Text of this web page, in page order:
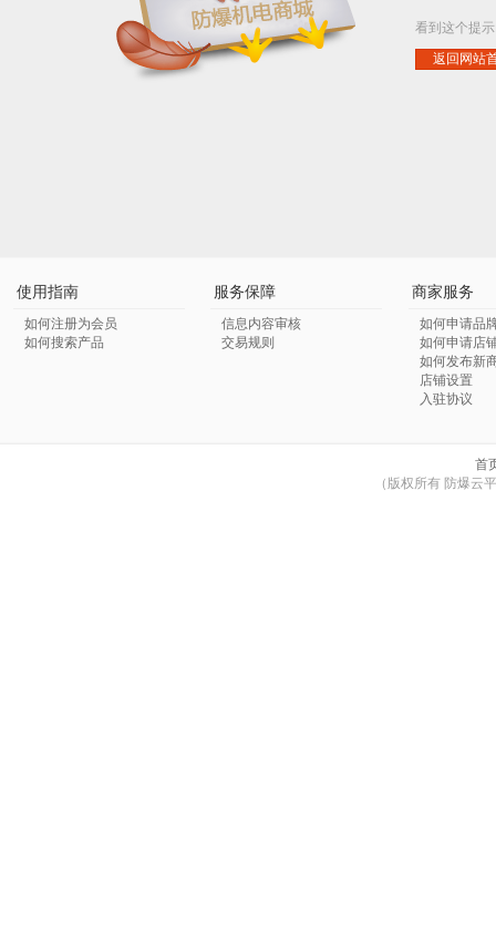
看到这个提
返回网站
使用指南
如何注册为会员
如何搜索产品
服务保障
信息内容审核
交易规则
商家服务
如何申请品
如何申请店
如何发布新
店铺设置
入驻协议
首
（版权所有 防爆